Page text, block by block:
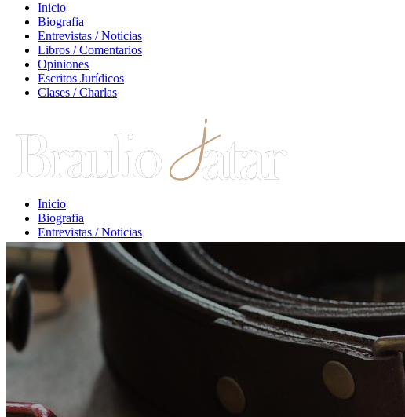
Inicio
Biografia
Entrevistas / Noticias
Libros / Comentarios
Opiniones
Escritos Jurídicos
Clases / Charlas
Inicio
Biografia
Entrevistas / Noticias
Libros / Comentarios
Opiniones
Escritos Jurídicos
Clases / Charlas